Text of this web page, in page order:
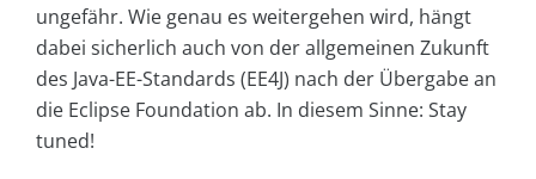
ungefähr. Wie genau es weitergehen wird, hängt
dabei sicherlich auch von der allgemeinen Zukunft
des Java-EE-Standards (EE4J) nach der Übergabe an
die Eclipse Foundation ab. In diesem Sinne: Stay
tuned!